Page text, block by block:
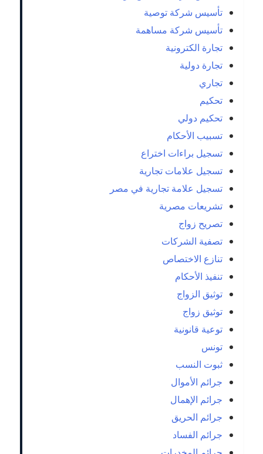
تأسيس شركة توصية
تأسيس شركة مساهمة
تجارة الكترونية
تجارة دولية
تجاري
تحكيم
تحكيم دولي
تسبيب الأحكام
تسجيل براءات اختراع
تسجيل علامات تجارية
تسجيل علامة تجارية في مصر
تشريعات مصرية
تصريح زواج
تصفية الشركات
تنازع الاختصاص
تنفيذ الأحكام
توثيق الزواج
توثيق زواج
توعية قانونية
تونس
ثبوت النسب
جرائم الأموال
جرائم الإهمال
جرائم الحريق
جرائم الفساد